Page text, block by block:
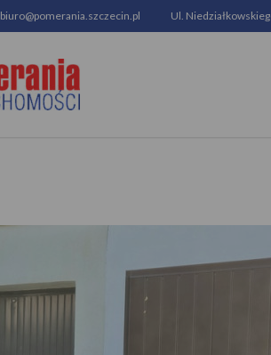
biuro@pomerania.szczecin.pl Ul.